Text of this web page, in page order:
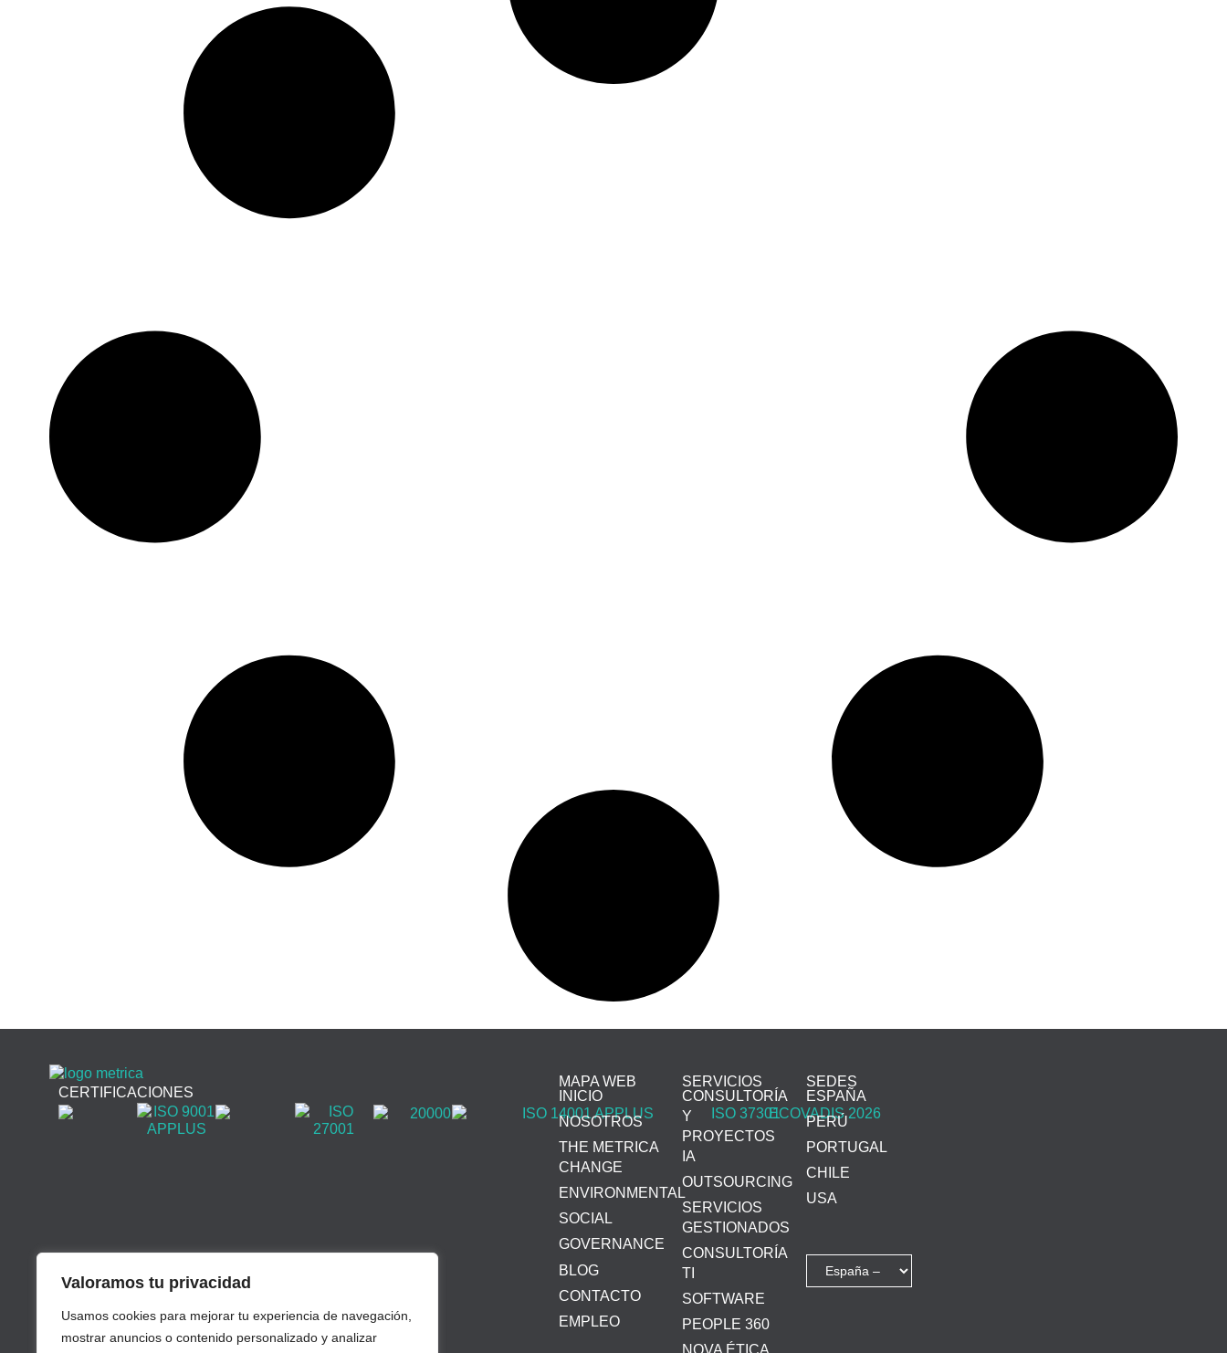
Valoramos tu privacidad
Usamos cookies para mejorar tu experiencia de navegación,
mostrar anuncios o contenido personalizado y analizar
CERTIFICACIONES
MAPA WEB
INICIO
NOSOTROS
THE METRICA
CHANGE
ENVIRONMENTAL
SOCIAL
GOVERNANCE
BLOG
CONTACTO
EMPLEO
SERVICIOS
CONSULTORÍA
Y
PROYECTOS
IA
OUTSOURCING
SERVICIOS
GESTIONADOS
CONSULTORÍA
TI
SOFTWARE
PEOPLE 360
SEDES
ESPAÑA
PERÚ
PORTUGAL
CHILE
USA